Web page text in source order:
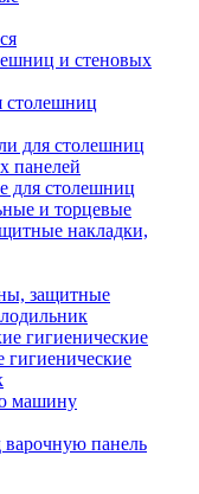
и стеновых
для столешниц
панелей
для столешниц
и торцевые
накладки,
защитные
гигиенические
машину
панель